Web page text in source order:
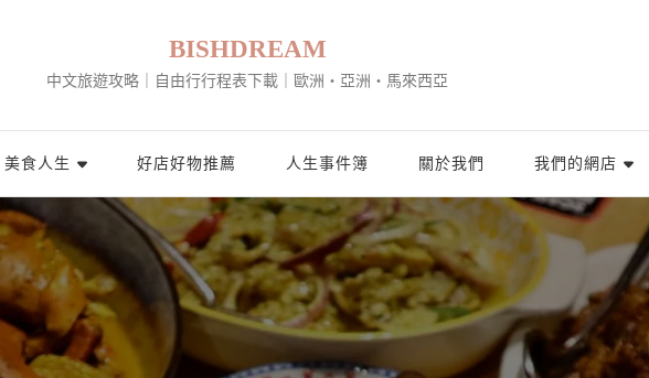
BISHDREAM
中文旅遊攻略｜自由行行程表下載｜歐洲・亞洲・馬來西亞
美食人生 好店好物推薦 人生事件簿 關於我們 我們的網店